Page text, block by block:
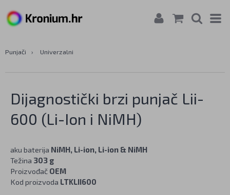
Punjači › Univerzalni
Dijagnostički brzi punjač Lii-
600 (Li-Ion i NiMH)
aku baterija NiMH, Li-ion, Li-ion & NiMH
Težina 303 g
Proizvođač OEM
Kod proizvoda LTKLII600